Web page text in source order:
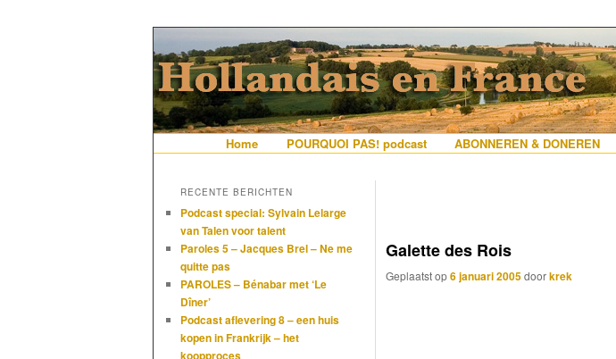
Hollandais en France
De gezelligste website voor Nederlanders die iets met Frankrijk hebben
Spring naar de primaire inhoud
Spring naar de secundaire inhoud
Home POURQUOI PAS! podcast ABONNEREN & DONEREN
Galette des Rois
Geplaatst op6 januari 2005doorkrek
RECENTE BERICHTEN
Podcast special: Sylvain Lelarge
van Talen voor talent
Paroles 5 – Jacques Brel – Ne me
quitte pas
PAROLES – Bénabar met ‘Le
Dîner’
Podcast aflevering 8 – een huis
kopen in Frankrijk – het
koopproces